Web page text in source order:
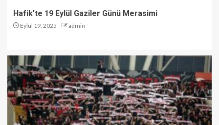
Hafik’te 19 Eylül Gaziler Günü Merasimi
Eylül 19, 2025 admin